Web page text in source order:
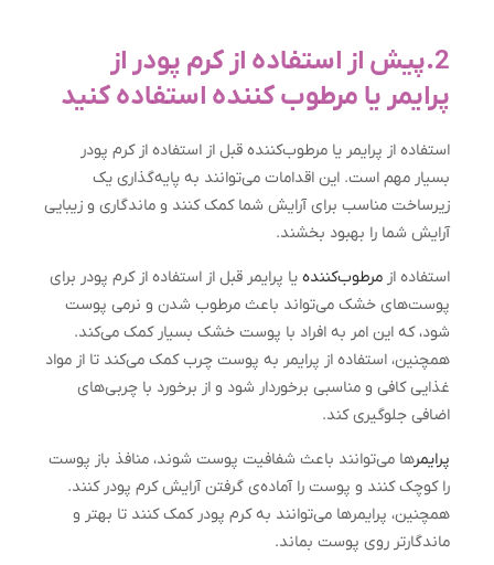
2.پيش از استفاده از کرم پودر از
پرايمر يا مرطوب کننده استفاده کنيد
استفاده از پرایمر یا مرطوب‌کننده قبل از استفاده از کرم پودر
بسیار مهم است. این اقدامات می‌توانند به پایه‌گذاری یک
زیرساخت مناسب برای آرایش شما کمک کنند و ماندگاری و زیبایی
آرایش شما را بهبود بخشند.
استفاده از مرطوب‌کننده یا پرایمر قبل از استفاده از کرم پودر برای
پوست‌های خشک می‌تواند باعث مرطوب شدن و نرمی پوست
شود، که این امر به افراد با پوست خشک بسیار کمک می‌کند.
همچنین، استفاده از پرایمر به پوست چرب کمک می‌کند تا از مواد
غذایی کافی و مناسبی برخوردار شود و از برخورد با چربی‌های
اضافی جلوگیری کند.
پرایمرها می‌توانند باعث شفافیت پوست شوند، منافذ باز پوست
را کوچک کنند و پوست را آماده‌ی گرفتن آرایش کرم پودر کنند.
همچنین، پرایمرها می‌توانند به کرم پودر کمک کنند تا بهتر و
ماندگارتر روی پوست بماند.